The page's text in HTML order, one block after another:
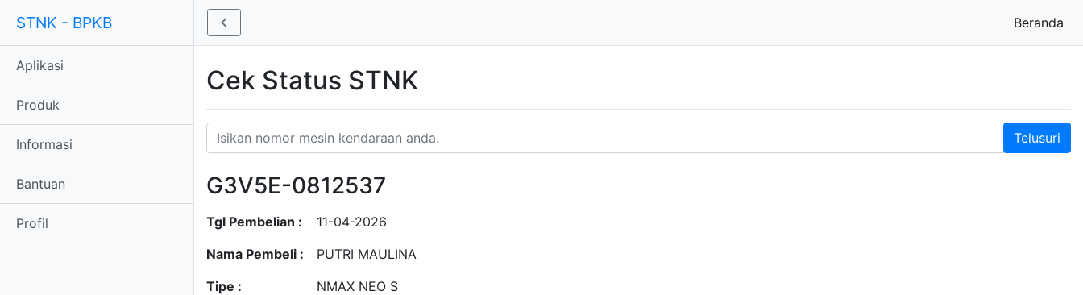
STNK - BPKB
Aplikasi
Produk
Informasi
Bantuan
Profil
Beranda
Cek Status STNK
G3V5E-0812537
Tgl Pembelian :
11-04-2026
Nama Pembeli :
PUTRI MAULINA
Tipe :
NMAX NEO S